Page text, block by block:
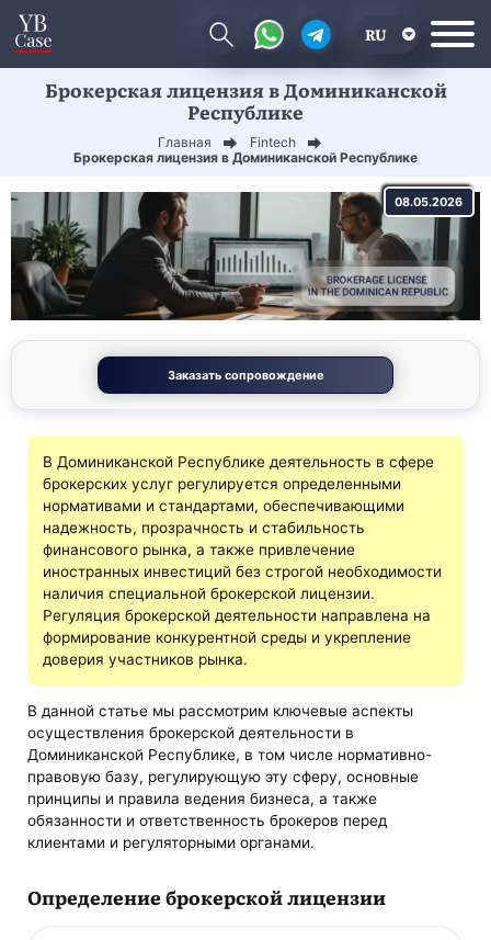
RU
EN
Брокерская лицензия в Доминиканской
Республике
Главная
Fintech
Брокерская лицензия в Доминиканской Республике
08.05.2026
Заказать сопровождение
В Доминиканской Республике деятельность в сфере
брокерских услуг регулируется определенными
нормативами и стандартами, обеспечивающими
надежность, прозрачность и стабильность
финансового рынка, а также привлечение
иностранных инвестиций без строгой необходимости
наличия специальной брокерской лицензии.
Регуляция брокерской деятельности направлена на
формирование конкурентной среды и укрепление
доверия участников рынка.
В данной статье мы рассмотрим ключевые аспекты
осуществления брокерской деятельности в
Доминиканской Республике, в том числе нормативно-
правовую базу, регулирующую эту сферу, основные
принципы и правила ведения бизнеса, а также
обязанности и ответственность брокеров перед
клиентами и регуляторными органами.
Определение брокерской лицензии